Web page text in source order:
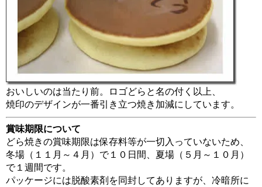
おいしいのは当たり前。ロゴどらと名の付く以上、
焼印のデザインが一番引き立つ焼き加減にしています。
賞味期限について
どら焼きの賞味期限は保存料等が一切入っていないため、
冬場（１１月～４月）で１０日間、夏場（５月～１０月）
で１週間です。
パッケージには脱酸素剤を同封してありますが、冷暗所に